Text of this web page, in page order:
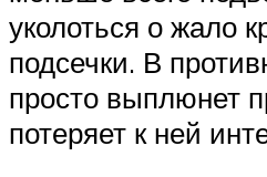
уколоться о жало
подсечки. В
просто выплюнет
потеряет к ней